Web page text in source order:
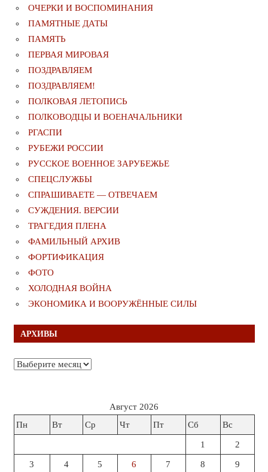
ОЧЕРКИ И ВОСПОМИНАНИЯ
ПАМЯТНЫЕ ДАТЫ
ПАМЯТЬ
ПЕРВАЯ МИРОВАЯ
ПОЗДРАВЛЯЕМ
ПОЗДРАВЛЯЕМ!
ПОЛКОВАЯ ЛЕТОПИСЬ
ПОЛКОВОДЦЫ И ВОЕНАЧАЛЬНИКИ
РГАСПИ
РУБЕЖИ РОССИИ
РУССКОЕ ВОЕННОЕ ЗАРУБЕЖЬЕ
СПЕЦСЛУЖБЫ
СПРАШИВАЕТЕ — ОТВЕЧАЕМ
СУЖДЕНИЯ. ВЕРСИИ
ТРАГЕДИЯ ПЛЕНА
ФАМИЛЬНЫЙ АРХИВ
ФОРТИФИКАЦИЯ
ФОТО
ХОЛОДНАЯ ВОЙНА
ЭКОНОМИКА И ВООРУЖЁННЫЕ СИЛЫ
АРХИВЫ
Архивы
Август 2026
Пн
Вт Ср Чт Пт Сб Вс
1 2
3 4 5 6 7 8 9